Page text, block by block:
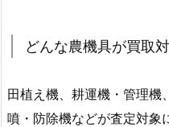
どんな農機具が買取
田植え機、耕運機・管理機
噴・防除機などが査定対象